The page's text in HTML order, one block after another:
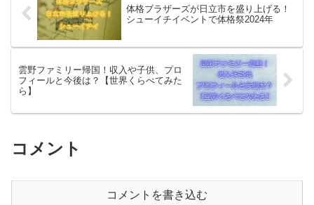
体格ブラザーズが日立市を盛り上げる！
シューイチイベントで体格祭2024年
雲野ファミリー帰国！収入や子供、プロ
フィールと今後は？【世界くらべてみた
ら】
コメント
コメントを書き込む